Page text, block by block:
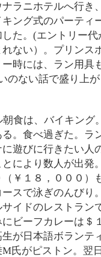
ラニホテルへ行き
ング式のパーティ
た。(エントリー
ない）。プリンス
時には、ラン用具
のない話で盛り上
朝食は、バイキン
る。食べ過ぎた。ラ
遊びに行きたい人
により数人が出発
￥１８，０００）
スで泳ぎのんびり
イドのレストラン
にビーフカレーは
が日本語ボランテ
氏がピストン。翌